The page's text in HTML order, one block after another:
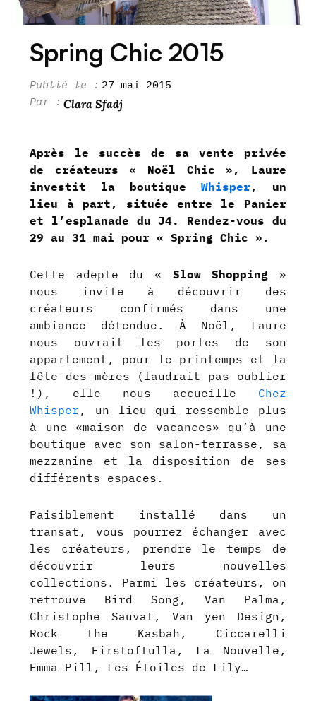
Spring Chic 2015
27 mai 2015
Clara Sfadj
Après le succès de sa vente privée
de créateurs « Noël Chic », Laure
investit la boutique Whisper , un
lieu à part, située entre le Panier
et l’esplanade du J4. Rendez-vous du
29 au 31 mai pour «Spring Chic ».
Cette adepte du « Slow Shopping »
nous invite à découvrir des
créateurs confirmés dans une
ambiance détendue. À Noël, Laure
nous ouvrait les portes de son
appartement, pour le printemps et la
fête des mères (faudrait pas oublier
!), elle nous accueille Chez
Whisper , un lieu qui ressemble plus
à une «maison de vacances» qu’à une
boutique avec son salon-terrasse, sa
mezzanine et la disposition de ses
différents espaces.
Paisiblement installé dans un
transat, vous pourrez échanger avec
les créateurs, prendre le temps de
découvrir leurs nouvelles
collections. Parmi les créateurs, on
retrouve Bird Song, Van Palma,
Christophe Sauvat, Van yen Design,
Rock the Kasbah, Ciccarelli
Jewels, Firstoftulla, La Nouvelle,
Emma Pill, Les Étoiles de Lily…